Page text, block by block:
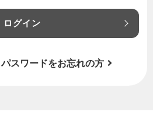
ログイン
パスワードをお忘れの方